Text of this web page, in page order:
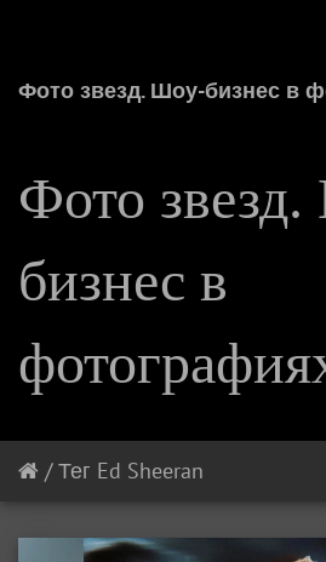
Фото звезд. Шоу-бизнес в
Фото
бизнес в
/Тег Ed Sheeran